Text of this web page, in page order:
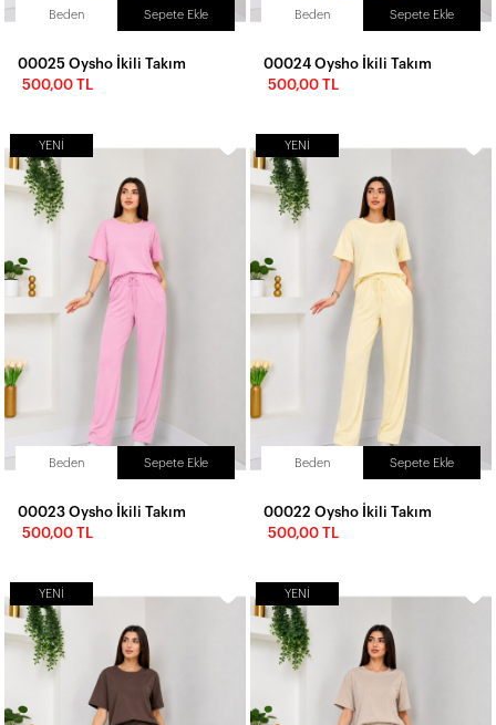
Beden Sepete Ekle
00025 Oysho İkili Takım
500,00 TL
Beden Sepete Ekle
00024 Oysho İkili Takım
500,00 TL
YENI
Beden Sepete Ekle
00023 Oysho İkili Takım
500,00 TL
YENI
Beden Sepete Ekle
00022 Oysho İkili Takım
500,00 TL
YENI YENI